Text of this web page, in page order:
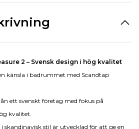
2 – Svensk design i hög kvalitet
känsla i badrummet med Scandtap
ett svenskt företag med fokus på
kvalitet.
skandinavisk stil är utvecklad för att ge en